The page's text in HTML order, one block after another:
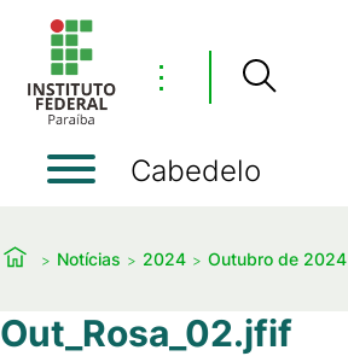
⋮
Cabedelo
Notícias 2024 Outubro de 2024
Out_Rosa_02.jfif